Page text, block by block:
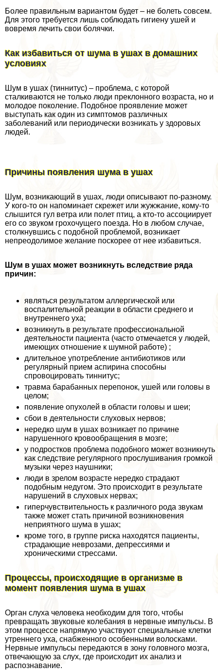
Более правильным вариантом будет – не болеть совсем.
Для этого требуется лишь соблюдать гигиену ушей и
вовремя лечить свои болячки.
Как избавиться от шума в ушах в домашних
условиях
Шум в ушах (тиннитус) – проблема, с которой
сталкиваются не только люди преклонного возраста, но и
молодое поколение. Подобное проявление может
выступать как один из симптомов различных
заболеваний или периодически возникать у здоровых
людей.
Причины появления шума в ушах
Шум, возникающий в ушах, люди описывают по-разному.
У кого-то он напоминает скрежет или жужжание, кому-то
слышится гул ветра или полет птиц, а кто-то ассоциирует
его со звуком грохочущего поезда. Но в любом случае,
столкнувшись с подобной проблемой, возникает
непреодолимое желание поскорее от нее избавиться.
Шум в ушах может возникнуть вследствие ряда
причин:
являться результатом аллергической или
воспалительной реакции в области среднего и
внутреннего уха;
возникнуть в результате профессиональной
деятельности пациента (часто отмечается у людей,
имеющих отношение к шумной работе) ;
длительное употрeбление антибиотиков или
регулярный прием аспирина способны
спровоцировать тиннитус;
травма баpaбанных перепонок, ушей или головы в
целом;
появление опухолей в области головы и шеи;
сбои в деятельности слуховых нервов;
нередко шум в ушах возникает по причине
нарушенного кровообращения в мозге;
у подростков проблема подобного может возникнуть
как следствие регулярного прослушивания громкой
музыки через наушники;
люди в зрелом возрасте нередко страдают
подобным недугом. Это происходит в результате
нарушений в слуховых нервах;
гиперчувствительность к различного рода звукам
также может стать причиной возникновения
неприятного шума в ушах;
кроме того, в группе риска находятся пациенты,
страдающие неврозами, депрессиями и
хроническими стрессами.
Процессы, происходящие в организме в
момент появления шума в ушах
Орган слуха человека необходим для того, чтобы
превращать звуковые колебания в нервные импульсы. В
этом процессе напрямую участвуют специальные клетки
утреннего уха, снабженного особенными волосками.
Нервные импульсы передаются в зону головного мозга,
отвечающую за слух, где происходит их анализ и
распознавание.